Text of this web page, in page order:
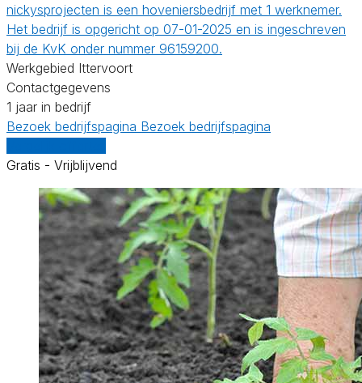
nickysprojecten is een hoveniersbedrijf met 1 werknemer.
Het bedrijf is opgericht op 07-01-2025 en is ingeschreven
bij de KvK onder nummer 96159200.
Werkgebied Ittervoort
Contactgegevens
1 jaar in bedrijf
Bezoek bedrijfspagina Bezoek bedrijfspagina
Gratis - Vrijblijvend